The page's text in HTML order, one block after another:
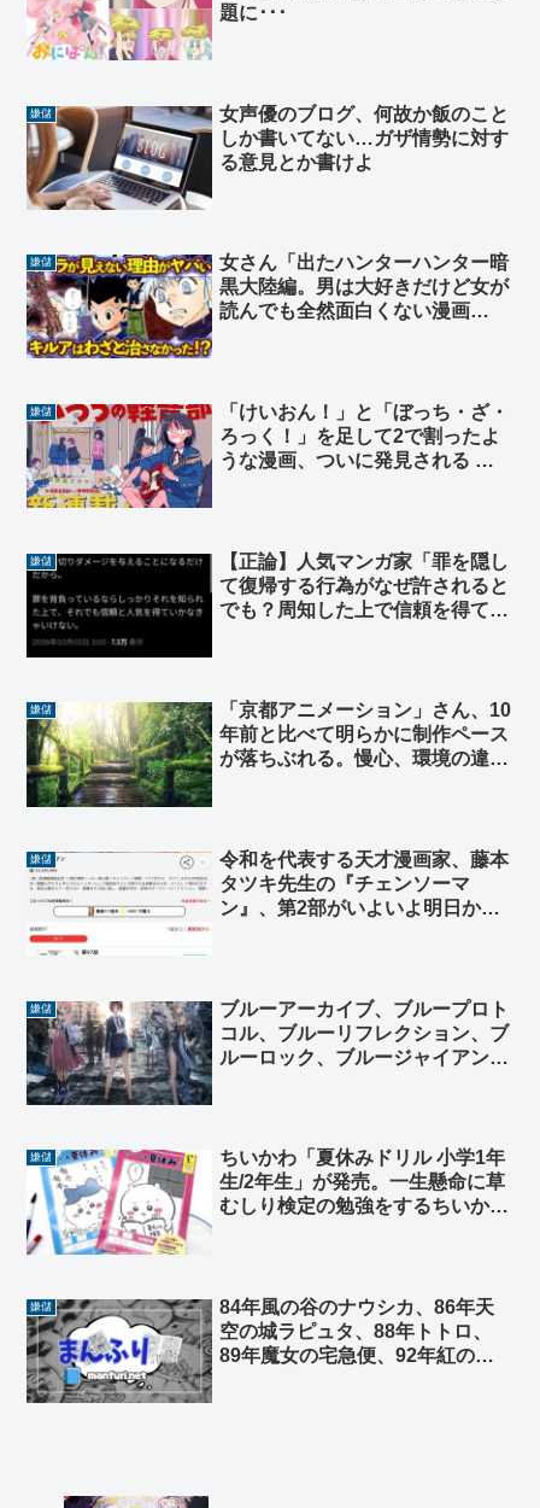
題に･･･
嫌儲
女声優のブログ、何故か飯のこと
しか書いてない…ガザ情勢に対す
る意見とか書けよ
嫌儲
女さん「出たハンターハンター暗
黒大陸編。男は大好きだけど女が
読んでも全然面白くない漫画
嫌儲
「けいおん！」と「ぼっち・ざ・
ろっく！」を足して2で割ったよ
うな漫画、ついに発見される そ
嫌儲
【正論】人気マンガ家「罪を隠し
て復帰する行為がなぜ許されると
でも？周知した上で信頼を得てか
嫌儲
「京都アニメーション」さん、10
年前と比べて明らかに制作ペース
が落ちぶれる。慢心、環境の違
嫌儲
令和を代表する天才漫画家、藤本
タツキ先生の『チェンソーマ
ン』、第2部がいよいよ明日から
嫌儲
ブルーアーカイブ、ブループロト
コル、ブルーリフレクション、ブ
ルーロック、ブルージャイアン
嫌儲
ちいかわ「夏休みドリル 小学1年
生/2年生」が発売。一生懸命に草
むしり検定の勉強をするちいかわ
嫌儲
84年風の谷のナウシカ、86年天
空の城ラピュタ、88年トトロ、
89年魔女の宅急便、92年紅の